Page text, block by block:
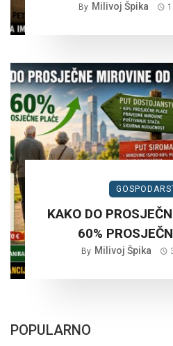
By Milivoj Špika
KAKO DO
60%
By Milivoj Špika
POPULARNO